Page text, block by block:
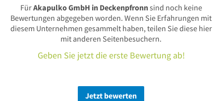
FürAkapulko GmbH in Deckenpfronnsind noch keine
Bewertungen abgegeben worden. Wenn Sie Erfahrungen mit
diesem Unternehmen gesammelt haben, teilen Sie diese hier
mit anderen Seitenbesuchern.
Geben Sie jetzt die erste Bewertung ab!
Jetzt bewerten